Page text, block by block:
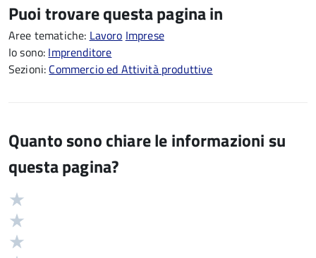
Puoi trovare questa pagina in
Aree tematiche: Lavoro Imprese
Io sono: Imprenditore
Sezioni: Commercio ed Attività produttive
Quanto sono chiare le informazioni su
questa pagina?
Valutazione